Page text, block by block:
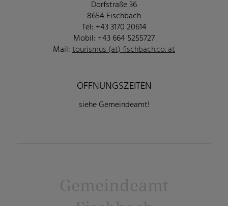
Dorfstraße 36
8654 Fischbach
Tel: +43 3170 20614
Mobil: +43 664 5255727
Mail: tourismus (at) fischbach.co. at
ÖFFNUNGSZEITEN
siehe Gemeindeamt!